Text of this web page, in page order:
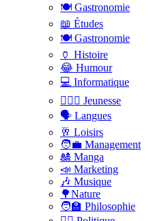
🍽️ Gastronomie
📖 Études
🍽️ Gastronomie
🏺 Histoire
😂 Humour
💻 Informatique
🤸🏽‍♀️ Jeunesse
🗣 Langues
🥂 Loisirs
🧑‍💼 Management
🎎 Manga
📣 Marketing
🎶 Musique
🌳Nature
🧑‍🏫 Philosophie